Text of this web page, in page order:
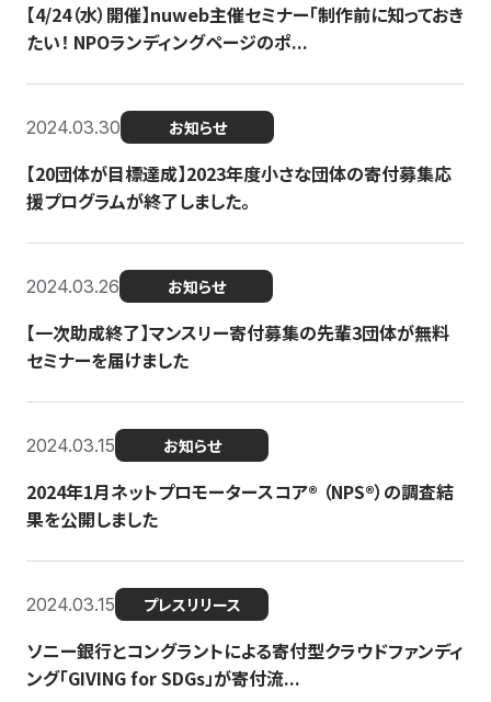
【4/24（水）開催】nuweb主催セミナー「制作前に知っておき
たい！ NPOランディングページのポ...
2024.03.30 お知らせ
【20団体が目標達成】2023年度小さな団体の寄付募集応
援プログラムが終了しました。
2024.03.26 お知らせ
【一次助成終了】マンスリー寄付募集の先輩3団体が無料
セミナーを届けました
2024.03.15 お知らせ
2024年1月ネットプロモータースコア®︎ （NPS®︎）の調査結
果を公開しました
2024.03.15 プレスリリース
ソニー銀行とコングラントによる寄付型クラウドファンディ
ング「GIVING for SDGs」が寄付流...